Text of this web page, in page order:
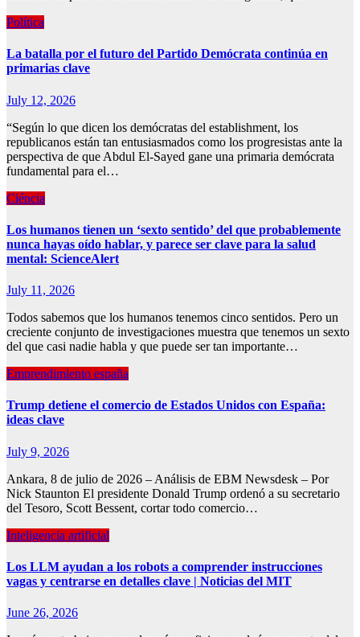
Política
La batalla por el futuro del Partido Demócrata continúa en
primarias clave
July 12, 2026
“Según lo que dicen los demócratas del establishment, los
republicanos están tan entusiasmados como los progresistas ante la
perspectiva de que Abdul El-Sayed gane una primaria demócrata
fundamental para el…
Ciéncia
Los humanos tienen un ‘sexto sentido’ del que probablemente
nunca hayas oído hablar, y parece ser clave para la salud
mental: ScienceAlert
July 11, 2026
Todos sabemos que los humanos tenemos cinco sentidos. Pero un
creciente conjunto de investigaciones muestra que tenemos un sexto
del que casi nadie habla y que puede ser tan importante…
Emprendimiento españa
Trump detiene el comercio de Estados Unidos con España:
ideas clave
July 9, 2026
Ankara, 8 de julio de 2026 – Análisis de EBM Newsdesk – Por
Nick Staunton El presidente Donald Trump ordenó a su secretario
del Tesoro, Scott Bessent, cortar todo comercio…
Inteligencia artificial
Los LLM ayudan a los robots a comprender instrucciones
vagas y centrarse en detalles clave | Noticias del MIT
June 26, 2026